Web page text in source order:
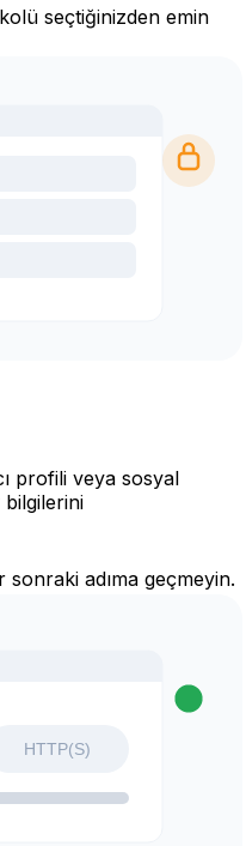
seçtiğinizden emin
profili veya sosyal
sonraki adıma geçmeyin.